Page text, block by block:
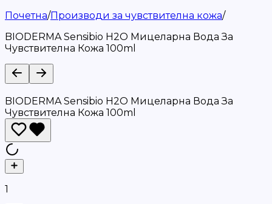
Почетна/Производи за чувствителна кожа/
BIODERMA Sensibio H2O Мицеларна Вода За
Чувствителна Кожа 100ml
BIODERMA Sensibio H2O Мицеларна Вода За
Чувствителна Кожа 100ml
1